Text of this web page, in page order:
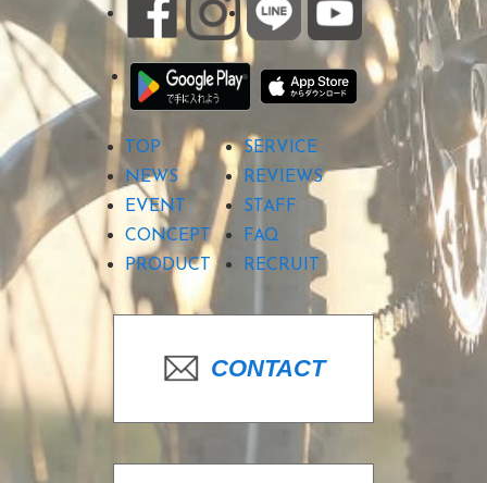
TOP
SERVICE
NEWS
REVIEWS
EVENT
STAFF
CONCEPT
FAQ
PRODUCT
RECRUIT
CONTACT